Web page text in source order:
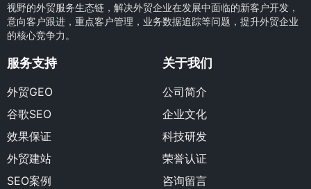
视野的外贸服务生态链，解决外贸企业在发展中面临的新客户开发，
意向客户跟进，重点客户管理，业务数据追踪等问题，提升外贸企业
的核心竞争力。
服务支持
外贸GEO
谷歌SEO
效果保证
外贸建站
SEO案例
关于我们
公司简介
企业文化
科技研发
荣誉认证
咨询留言